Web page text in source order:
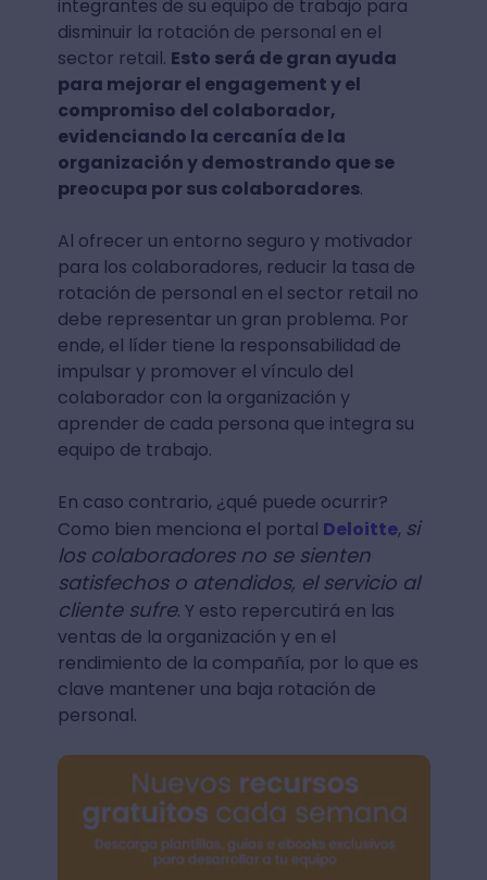
integrantes de su equipo de trabajo para
disminuir la rotación de personal en el
sector retail. Esto será de gran ayuda
para mejorar el engagement y el
compromiso del colaborador,
evidenciando la cercanía de la
organización y demostrando que se
preocupa por sus colaboradores.
Al ofrecer un entorno seguro y motivador
para los colaboradores, reducir la tasa de
rotación de personal en el sector retail no
debe representar un gran problema. Por
ende, el líder tiene la responsabilidad de
impulsar y promover el vínculo del
colaborador con la organización y
aprender de cada persona que integra su
equipo de trabajo.
En caso contrario, ¿qué puede ocurrir?
Como bien menciona el portal Deloitte, si
los colaboradores no se sienten
satisfechos o atendidos, el servicio al
cliente sufre. Y esto repercutirá en las
ventas de la organización y en el
rendimiento de la compañía, por lo que es
clave mantener una baja rotación de
personal.